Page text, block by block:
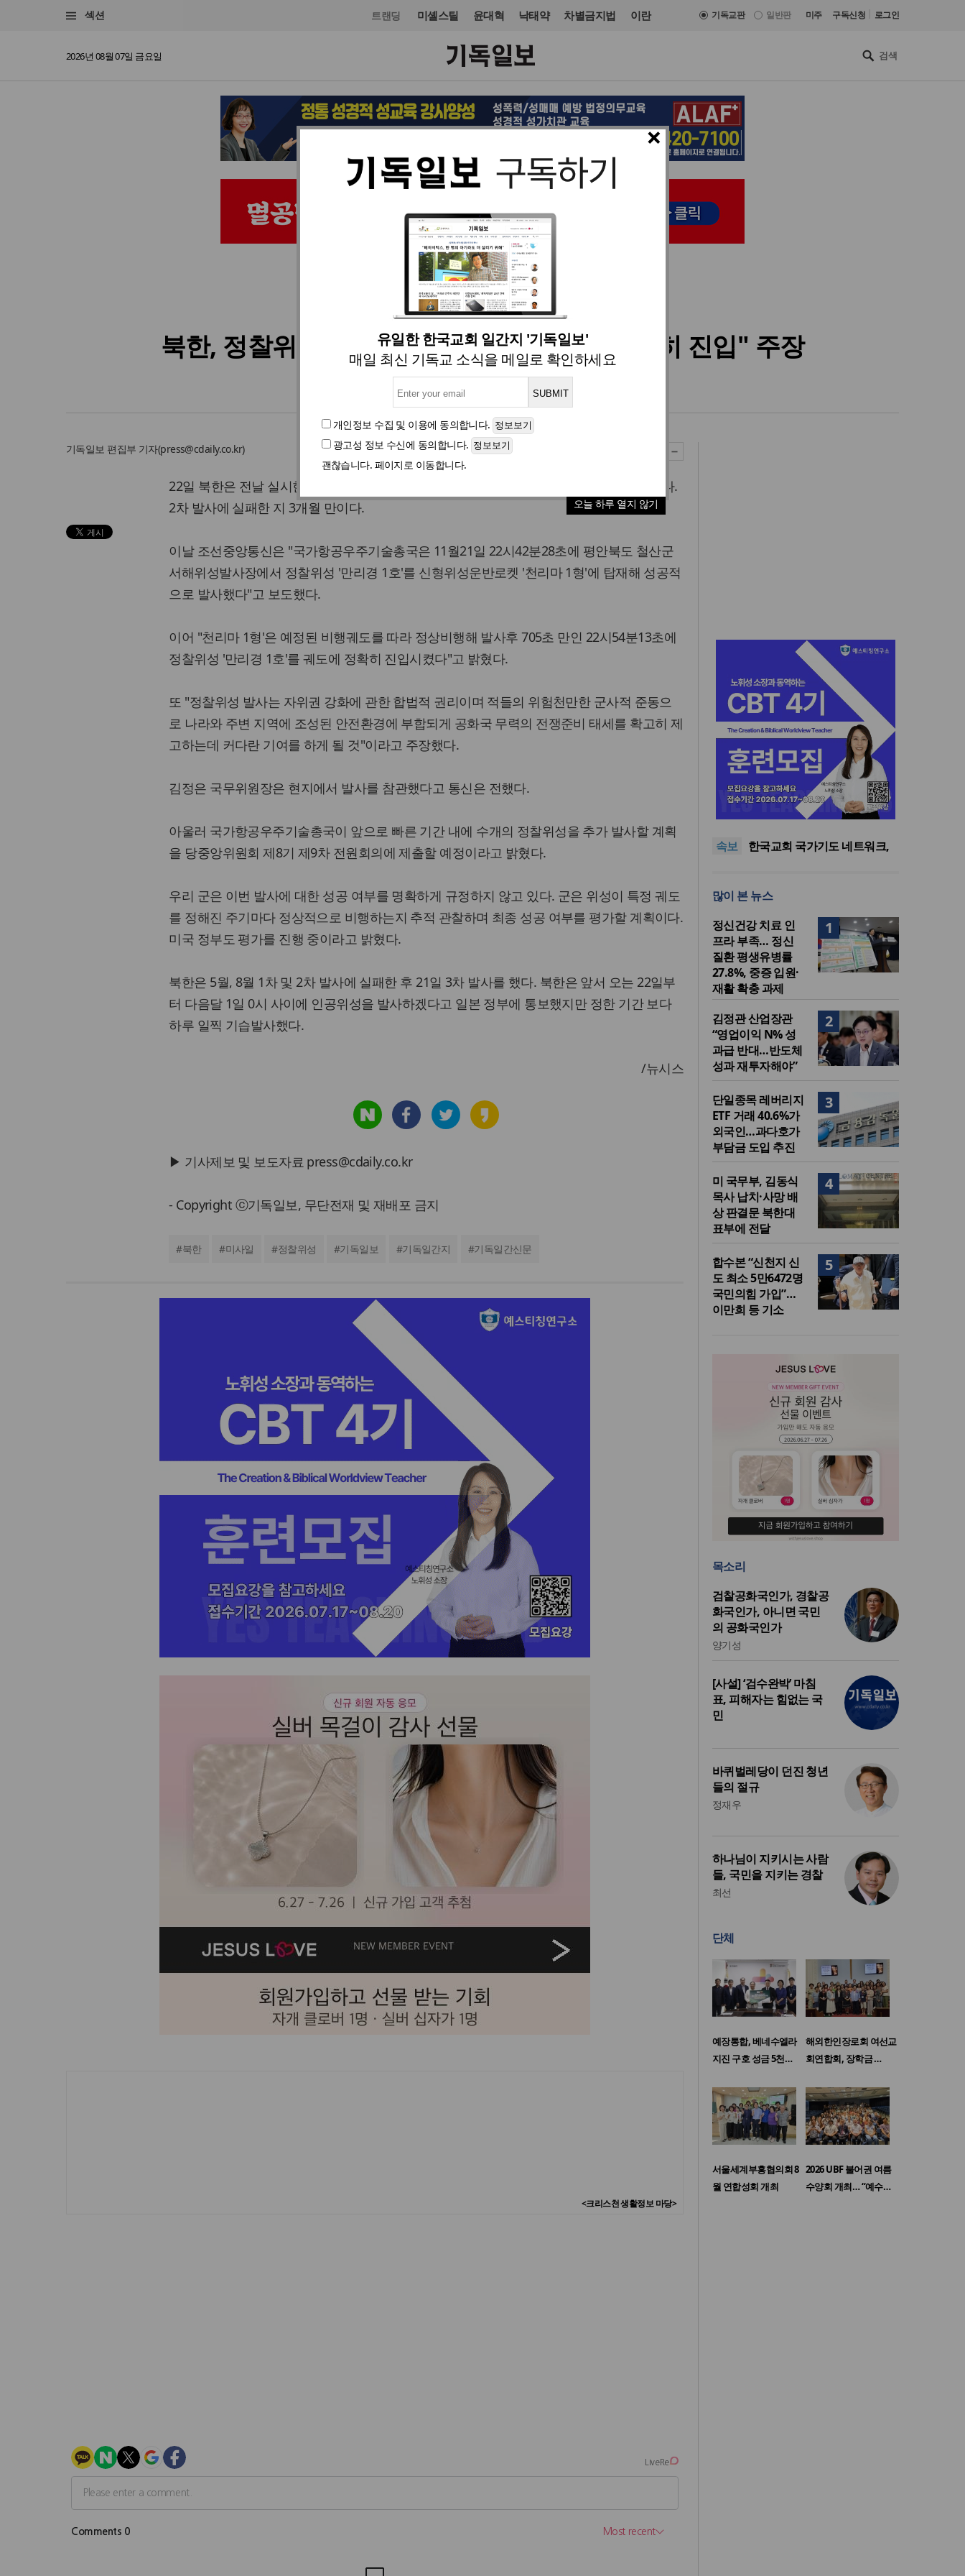
섹션 트랜딩 미셸스틸 윤대혁 낙태약 차별금지법 이란 기독교판 일반판 미주 구독신청 로그인
2026년 08월 07일 금요일
×
유일한 한국교회 일간지 '기독일보'
매일 최신 기독교 소식을 메일로 확인하세요
개인정보 수집 및 이용에 동의합니다.
광고성 정보 수신에 동의합니다.
괜찮습니다. 페이지로 이동합니다.
오늘 하루 열지 않기
정치 입력 2023. 11. 22 06:43
북한, 정찰위성 발사 성공 발표… "궤도에 정확히 진입" 주장
김정은 현지 발사 참관
기독일보 편집부 기자(press@cdaily.co.kr)
22일 북한은 전날 실시한 최초의 군사정찰위성 '만리경 1호'의 3차 발사가 성공했다고 밝혔다.
2차 발사에 실패한 지 3개월 만이다.
이날 조선중앙통신은 "국가항공우주기술총국은 11월21일 22시42분28초에 평안북도 철산군
서해위성발사장에서 정찰위성 '만리경 1호'를 신형위성운반로켓 '천리마 1형'에 탑재해 성공적
으로 발사했다"고 보도했다.
이어 "천리마 1형'은 예정된 비행궤도를 따라 정상비행해 발사후 705초 만인 22시54분13초에
정찰위성 '만리경 1호'를 궤도에 정확히 진입시켰다"고 밝혔다.
또 "정찰위성 발사는 자위권 강화에 관한 합법적 권리이며 적들의 위험천만한 군사적 준동으
로 나라와 주변 지역에 조성된 안전환경에 부합되게 공화국 무력의 전쟁준비 태세를 확고히 제
고하는데 커다란 기여를 하게 될 것"이라고 주장했다.
김정은 국무위원장은 현지에서 발사를 참관했다고 통신은 전했다.
아울러 국가항공우주기술총국이 앞으로 빠른 기간 내에 수개의 정찰위성을 추가 발사할 계획
을 당중앙위원회 제8기 제9차 전원회의에 제출할 예정이라고 밝혔다.
우리 군은 이번 발사에 대한 성공 여부를 명확하게 규정하지 않고 있다. 군은 위성이 특정 궤도
를 정해진 주기마다 정상적으로 비행하는지 추적 관찰하며 최종 성공 여부를 평가할 계획이다.
미국 정부도 평가를 진행 중이라고 밝혔다.
북한은 5월, 8월 1차 및 2차 발사에 실패한 후 21일 3차 발사를 했다. 북한은 앞서 오는 22일부
터 다음달 1일 0시 사이에 인공위성을 발사하겠다고 일본 정부에 통보했지만 정한 기간 보다
하루 일찍 기습발사했다.
/뉴시스
▶ 기사제보 및 보도자료 press@cdaily.co.kr
- Copyright ⓒ기독일보, 무단전재 및 재배포 금지
#북한 #미사일 #정찰위성 #기독일보 #기독일간지 #기독일간신문
<크리스천 생활정보 마당>
속보
한기연 “전쟁을 부르는 정책을
중단하라”
정신건강 치료 인프라 부족…
중증 입원·재활 확충 과제
선교의 현장
한국교회 국가기도 네트워크,
중단하라”
정신건강 치료 인프라 부족…
정신질환 평생유병률 27.8%,
중증 입원·재활 확충 과제
많이 본 뉴스
1
정신건강 치료 인
프라 부족… 정신
질환 평생유병률
27.8%, 중증 입원·
재활 확충 과제
2
김정관 산업장관
“영업이익 N% 성
과급 반대…반도체
성과 재투자해야”
3
단일종목 레버리지
ETF 거래 40.6%가
외국인…과다호가
부담금 도입 추진
4
미 국무부, 김동식
목사 납치·사망 배
상 판결문 북한대
표부에 전달
5
합수본 “신천지 신
도 최소 5만6472명
국민의힘 가입”…
이만희 등 기소
목소리
검찰공화국인가, 경찰공
화국인가, 아니면 국민
의 공화국인가
양기성
[사설] ‘검수완박’ 마침
표, 피해자는 힘없는 국
민
바퀴벌레당이 던진 청년
들의 절규
정재우
하나님이 지키시는 사람
들, 국민을 지키는 경찰
최선
단체
예장통합, 베네수엘라
지진 구호 성금 5천…
해외한인장로회 여선교
회연합회, 장학금 …
서울세계부흥협의회 8
월 연합성회 개최
2026 UBF 불어권 여름
수양회 개최… “예수…